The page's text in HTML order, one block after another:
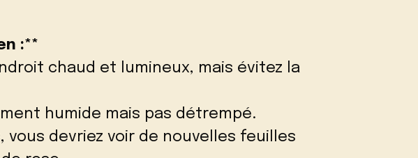
:**
chaud et lumineux, mais évitez la
humide mais pas détrempé.
vous devriez voir de nouvelles feuilles